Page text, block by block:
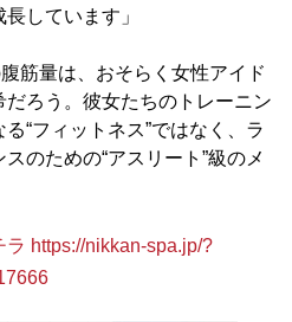
しています」
筋量は、おそらく女性アイド
だろう。彼女たちのトレーニン
“フィットネス”ではなく、ラ
のための“アスリート”級のメ
https://nikkan-spa.jp/?